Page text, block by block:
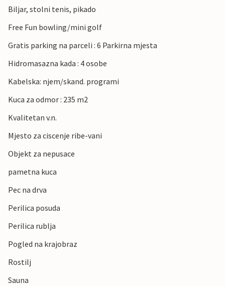
Biljar, stolni tenis, pikado
Free Fun bowling/mini golf
Gratis parking na parceli : 6 Parkirna mjesta
Hidromasazna kada : 4 osobe
Kabelska: njem/skand. programi
Kuca za odmor : 235 m2
Kvalitetan v.n.
Mjesto za ciscenje ribe-vani
Objekt za nepusace
pametna kuca
Pec na drva
Perilica posuda
Perilica rublja
Pogled na krajobraz
Rostilj
Sauna